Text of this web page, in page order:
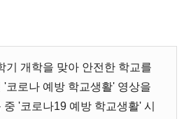
기 개학을 맞아 안전한 학교를
'코로나 예방 학교생활' 영상을
'코로나19 예방 학교생활' 시